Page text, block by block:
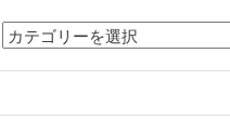
カ
リ